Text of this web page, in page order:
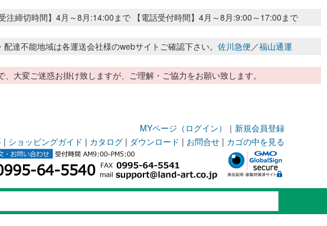
注締切時間】4月～8月:14:00まで 【電話受付時間】4月～8月:9:00～17:00まで
達不能地域は各運送会社様のwebサイトご確認下さい。 佐川急便／福山通運
大変ご迷惑お掛け致しますが、ご理解・ご協力をお願い致します。
MYページ（ログイン） ｜ 新規会員登録
| ショッピングガイド | カタログ | ダウンロード | お問合せ | カゴの中を見る